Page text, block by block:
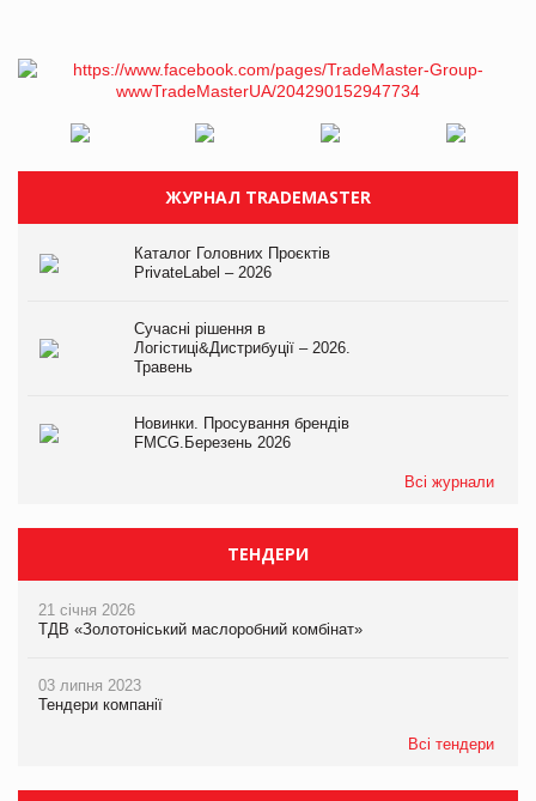
ЖУРНАЛ TRADEMASTER
Каталог Головних Проєктів
PrivateLabel – 2026
Сучасні рішення в
Логістиці&Дистрибуції – 2026.
Травень
Новинки. Просування брендів
FMCG.Березень 2026
Всі журнали
ТЕНДЕРИ
21 січня 2026
ТДВ «Золотоніський маслоробний комбінат»
03 липня 2023
Тендери компанії
Всі тендери